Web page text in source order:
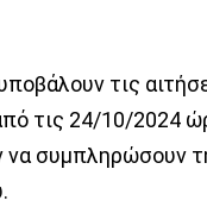
τις
τις 24/10/2024
να συμπληρώσουν